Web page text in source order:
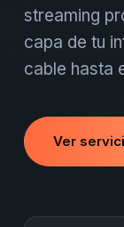
streaming
capa de tu
cable hasta
Ver